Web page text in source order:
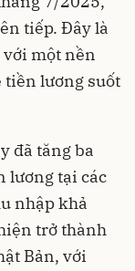
tiếp. Đây là
một nền
lương suốt
đã tăng ba
lương tại các
nhập khả
trở thành
Bản, với